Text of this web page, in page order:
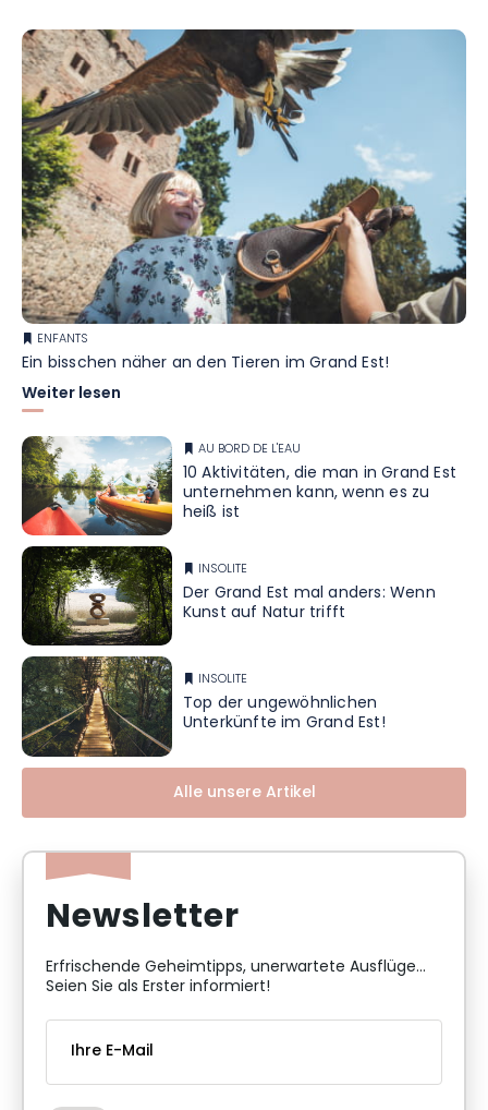
ENFANTS
Ein bisschen näher an den Tieren im Grand Est!
Weiter lesen
AU BORD DE L'EAU
10 Aktivitäten, die man in Grand Est
unternehmen kann, wenn es zu
heiß ist
INSOLITE
Der Grand Est mal anders: Wenn
Kunst auf Natur trifft
INSOLITE
Top der ungewöhnlichen
Unterkünfte im Grand Est!
Alle unsere Artikel
Newsletter
Erfrischende Geheimtipps, unerwartete Ausflüge...
Seien Sie als Erster informiert!